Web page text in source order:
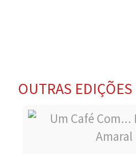
OUTRAS EDIÇÕES